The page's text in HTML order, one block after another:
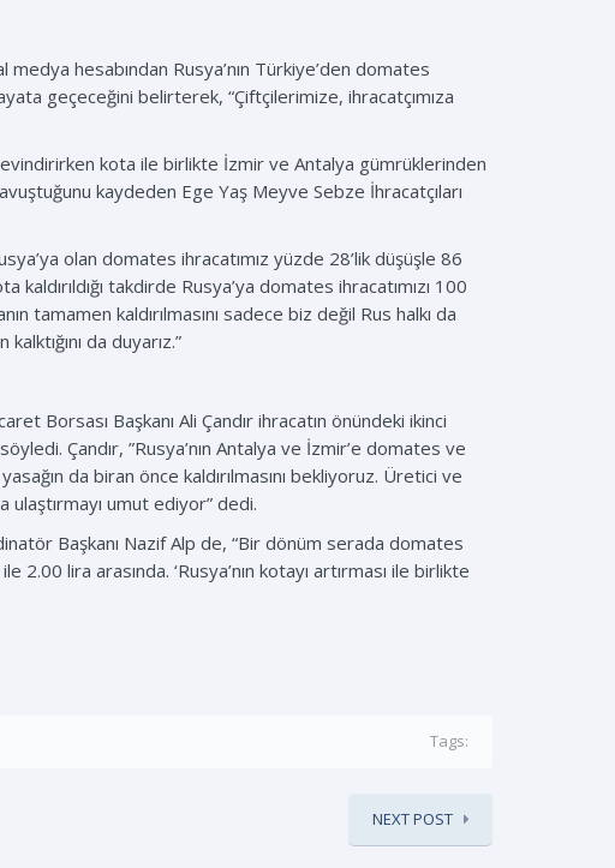
hesabından Rusya’nın Türkiye’den domates
geçeceğini belirterek, “Çiftçilerimize, ihracatçımıza
kota ile birlikte İzmir ve Antalya gümrüklerinden
kaydeden Ege Yaş Meyve Sebze İhracatçıları
olan domates ihracatımız yüzde 28’lik düşüşle 86
takdirde Rusya’ya domates ihracatımızı 100
tamamen kaldırılmasını sadece biz değil Rus halkı da
da duyarız.”
Borsası Başkanı Ali Çandır ihracatın önündeki ikinci
Çandır, ”Rusya’nın Antalya ve İzmir’e domates ve
da biran önce kaldırılmasını bekliyoruz. Üretici ve
ulaştırmayı umut ediyor” dedi.
Başkanı Nazif Alp de, “Bir dönüm serada domates
lira arasında. ‘Rusya’nın kotayı artırması ile birlikte
Tags:
NEXT POST